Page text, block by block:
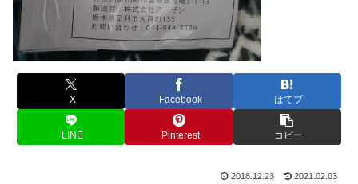
X Facebook はてブ
LINE Pinterest コピー
2018.12.23 2021.02.03